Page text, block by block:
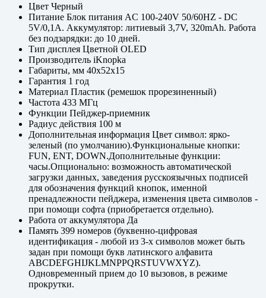
Цвет Черный
Питание Блок питания AC 100-240V 50/60HZ - DC
5V/0,1A. Аккумулятор: литиевый 3,7V, 320mAh. Работа
без подзарядки: до 10 дней.
Тип дисплея Цветной OLED
Производитель iKnopka
Габариты, мм 40х52х15
Гарантия 1 год
Материал Пластик (ремешок прорезиненный)
Частота 433 МГц
Функции Пейджер-приемник
Радиус действия 100 м
Дополнительная информация Цвет символ: ярко-
зеленый (по умолчанию).Функциональные кнопки:
FUN, ENT, DOWN.Дополнительные функции:
часы.Опционально: возможность автоматической
загрузки данных, заведения русскоязычных подписей
для обозначения функций кнопок, именной
пренадлежности пейджера, изменения цвета символов -
при помощи софта (приобретается отдельно).
Работа от аккумулятора Да
Память 399 номеров (буквенно-цифровая
идентификация - любой из 3-х символов может быть
задан при помощи букв латинского алфавита
ABCDEFGHIJKLMNPPQRSTUVWXYZ).
Одновременный прием до 10 вызовов, в режиме
прокрутки.